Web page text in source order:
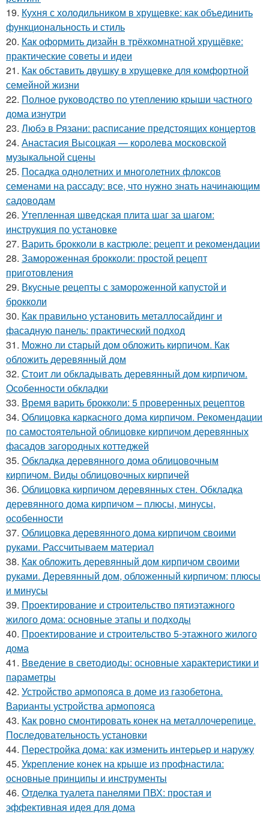
19. Кухня с холодильником в хрущевке: как объединить
функциональность и стиль
20. Как оформить дизайн в трёхкомнатной хрущёвке:
практические советы и идеи
21. Как обставить двушку в хрущевке для комфортной
семейной жизни
22. Полное руководство по утеплению крыши частного
дома изнутри
23. Любэ в Рязани: расписание предстоящих концертов
24. Анастасия Высоцкая — королева московской
музыкальной сцены
25. Посадка однолетних и многолетних флоксов
семенами на рассаду: все, что нужно знать начинающим
садоводам
26. Утепленная шведская плита шаг за шагом:
инструкция по установке
27. Варить брокколи в кастрюле: рецепт и рекомендации
28. Замороженная брокколи: простой рецепт
приготовления
29. Вкусные рецепты с замороженной капустой и
брокколи
30. Как правильно установить металлосайдинг и
фасадную панель: практический подход
31. Можно ли старый дом обложить кирпичом. Как
обложить деревянный дом
32. Стоит ли обкладывать деревянный дом кирпичом.
Особенности обкладки
33. Время варить брокколи: 5 проверенных рецептов
34. Облицовка каркасного дома кирпичом. Рекомендации
по самостоятельной облицовке кирпичом деревянных
фасадов загородных коттеджей
35. Обкладка деревянного дома облицовочным
кирпичом. Виды облицовочных кирпичей
36. Облицовка кирпичом деревянных стен. Обкладка
деревянного дома кирпичом – плюсы, минусы,
особенности
37. Облицовка деревянного дома кирпичом своими
руками. Рассчитываем материал
38. Как обложить деревянный дом кирпичом своими
руками. Деревянный дом, обложенный кирпичом: плюсы
и минусы
39. Проектирование и строительство пятиэтажного
жилого дома: основные этапы и подходы
40. Проектирование и строительство 5-этажного жилого
дома
41. Введение в светодиоды: основные характеристики и
параметры
42. Устройство армопояса в доме из газобетона.
Варианты устройства армопояса
43. Как ровно смонтировать конек на металлочерепице.
Последовательность установки
44. Перестройка дома: как изменить интерьер и наружу
45. Укрепление конек на крыше из профнастила:
основные принципы и инструменты
46. Отделка туалета панелями ПВХ: простая и
эффективная идея для дома